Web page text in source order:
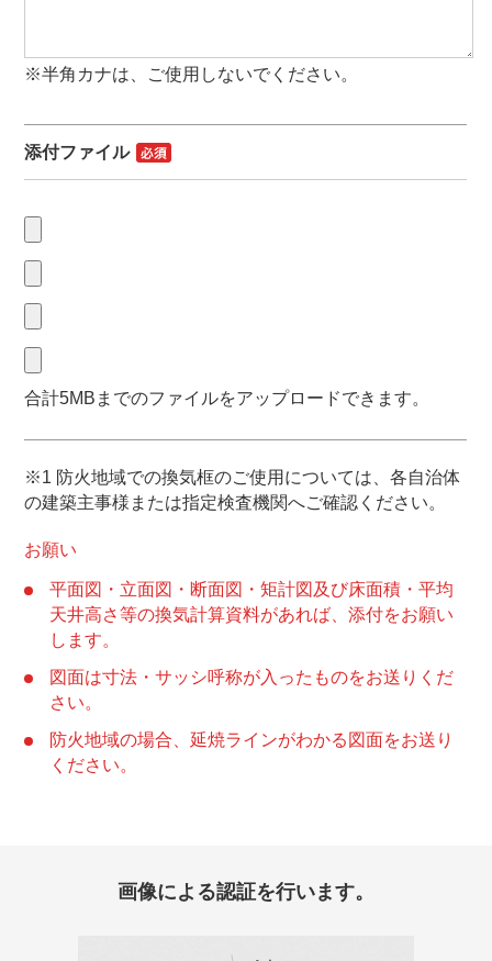
※半角カナは、ご使用しないでください。
添付ファイル
合計5MBまでのファイルをアップロードできます。
※1 防火地域での換気框のご使用については、各自治体
の建築主事様または指定検査機関へご確認ください。
お願い
平面図・立面図・断面図・矩計図及び床面積・平均
天井高さ等の換気計算資料があれば、添付をお願い
します。
図面は寸法・サッシ呼称が入ったものをお送りくだ
さい。
防火地域の場合、延焼ラインがわかる図面をお送り
ください。
画像による認証を行います。